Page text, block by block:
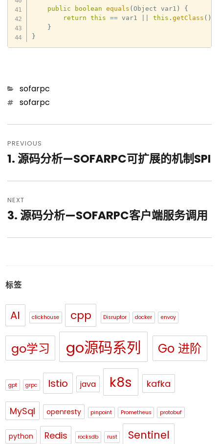
public boolean equals (Object var1 )
{
return
this == var1 this .getClass ( )
}
}
Categories
sofarpc
Tagssofarpc
章
导
航
PREVIOUS
Previous
1. 源码分析—SOFARPC可扩展的机制SPI
NEXT
Next
3. 源码分析—SOFARPC客户端服务调用
标签
AI clickhouse cpp Disruptor docker envoy
go学习 go源码系列 Go 进阶
gpt grpc Istio java k8s kafka
MySql openresty pinpoint Prometheus protobuf
python Redis rocksdb rust Sentinel